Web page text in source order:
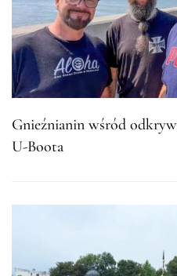
Gnieźnianin wśród
U-Boota